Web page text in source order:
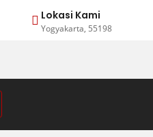
Lokasi Kami
Yogyakarta, 55198